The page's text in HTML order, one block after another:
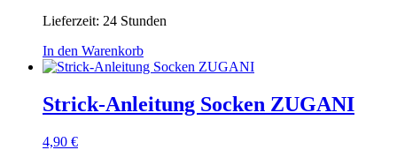
Lieferzeit: 24 Stunden
In den Warenkorb
Strick-Anleitung Socken ZUGANI
4,90 €